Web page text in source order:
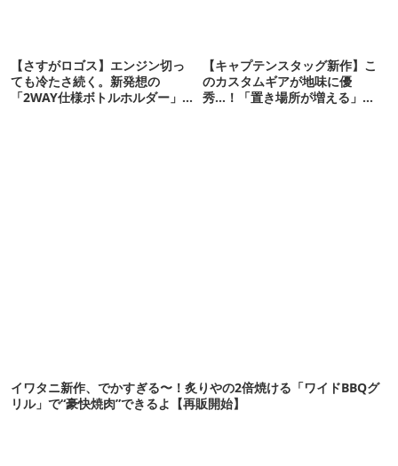
【さすがロゴス】エンジン切っ
ても冷たさ続く。新発想の
「2WAY仕様ボトルホルダー」が
【キャプテンスタッグ新作】こ
のカスタムギアが地味に優
秀…！「置き場所が増える」
イワタニ新作、でかすぎる〜！炙りやの2倍焼ける「ワイドBBQグ
リル」で“豪快焼肉”できるよ【再販開始】